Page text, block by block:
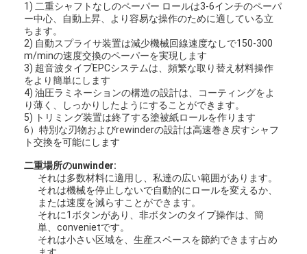
1) 二重シャフトなしのペーパー ロールは3-6インチのペーパ
ー中心、自動上昇、より容易な操作のために適している立
ちます。
2) 自動スプライサ装置は減少機械回線速度なしで150-300
m/minの速度交換のペーパーを実現します
3) 超音波タイプEPCシステムは、頻繁な取り替え材料操作
をより簡単にします
4) 油圧ラミネーションの構造の設計は、コーティングをよ
り薄く、しっかりしたようにすることができます。
5) トリミング装置は終了する塗被紙ロールを作ります
6）特別な刃物およびrewinderの設計は高速巻き戻すシャフ
ト交換を可能にします
二重場所のunwinder:
それは多数材料に適用し、私達の広い範囲があります。
それは機械を停止しないで自動的にロールを変えるか、
または速度を減らすことができます。
それに1ボタンがあり、非ボタンのタイプ操作は、簡
単、convenietです。
それは小さい区域を、生産スペースを節約できます占め